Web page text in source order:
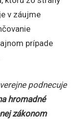
v záujme
prípade
podnecuje
hromadné
zákonom